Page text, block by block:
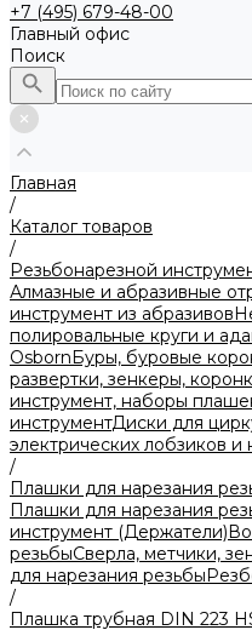
+7 (495) 679-48-00
Главный офис
Поиск
Главная
/
Каталог товаров
/
Резьбонарезной
Алмазные и абразивные
инструмент из абразивов
полировальные круги и
OsbornБуры, буровые
развертки, зенкеры,
инструмент, наборы
инструментДиски для
электрических лобзиков
/
Плашки для нарезания
Плашки для нарезания
инструмент (Держатели)
резьбыСверла, метчики,
для нарезания резьбы
/
Плашка трубная DIN 223